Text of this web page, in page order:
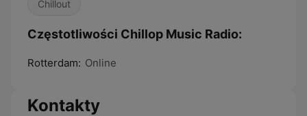
Chillout
Częstotliwości Chillop Music Radio:
Rotterdam: Online
Kontakty